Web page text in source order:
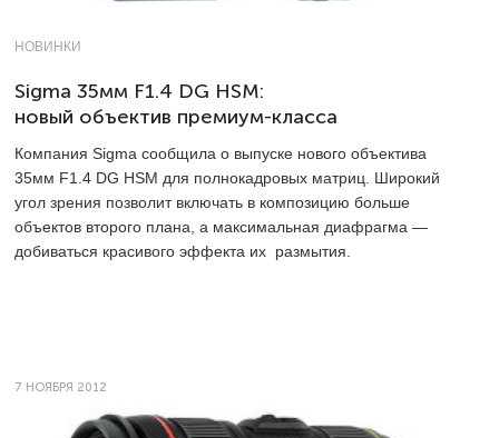
НОВИНКИ
Sigma 35мм F1.4 DG HSM:
новый объектив премиум-класса
Компания Sigma сообщила о выпуске нового объектива
35мм F1.4 DG HSM для полнокадровых матриц. Широкий
угол зрения позволит включать в композицию больше
объектов второго плана, а максимальная диафрагма —
добиваться красивого эффекта их размытия.
7 НОЯБРЯ 2012